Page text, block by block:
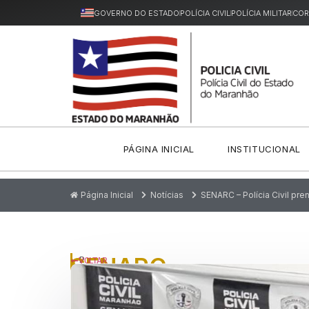
GOVERNO DO ESTADOPOLÍCIA CIVILPOLÍCIA MILITAR
PÁGINA INICIAL INSTITUCIONAL
Página Inicial Notícias SENARC – Polícia Civil
P
bl
ic
SENARC
VOLTAR